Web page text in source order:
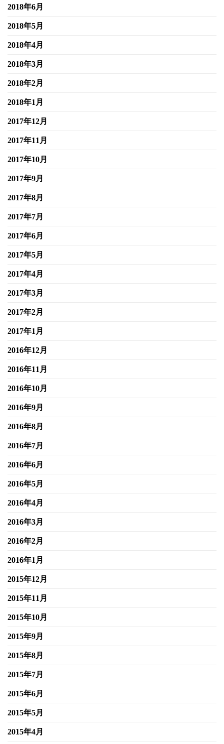
2018年6月
2018年5月
2018年4月
2018年3月
2018年2月
2018年1月
2017年12月
2017年11月
2017年10月
2017年9月
2017年8月
2017年7月
2017年6月
2017年5月
2017年4月
2017年3月
2017年2月
2017年1月
2016年12月
2016年11月
2016年10月
2016年9月
2016年8月
2016年7月
2016年6月
2016年5月
2016年4月
2016年3月
2016年2月
2016年1月
2015年12月
2015年11月
2015年10月
2015年9月
2015年8月
2015年7月
2015年6月
2015年5月
2015年4月